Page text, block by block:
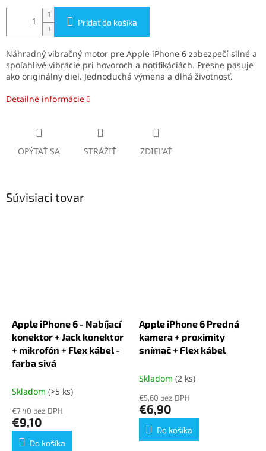
Pridať do košíka
Náhradný vibračný motor pre Apple iPhone 6 zabezpečí silné a
spoľahlivé vibrácie pri hovoroch a notifikáciách. Presne pasuje
ako originálny diel. Jednoduchá výmena a dlhá životnosť.
Detailné informácie
OPÝTAŤ SA STRÁŽIŤ ZDIEĽAŤ
Súvisiaci tovar
Apple iPhone 6 - Nabíjací
konektor + Jack konektor
+ mikrofón + Flex kábel -
farba sivá
Skladom (>5 ks)
€7,40 bez DPH
€9,10
Do košíka
Apple iPhone 6 Predná
kamera + proximity
snímač + Flex kábel
Skladom (2 ks)
€5,60 bez DPH
€6,90
Do košíka